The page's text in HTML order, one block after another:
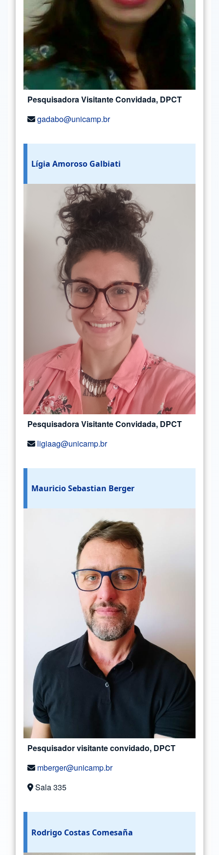
Pesquisadora Visitante Convidada, DPCT
gadabo@unicamp.br
Lígia Amoroso Galbiati
Pesquisadora Visitante Convidada, DPCT
ligiaag@unicamp.br
Mauricio Sebastian Berger
Pesquisador visitante convidado, DPCT
mberger@unicamp.br
Sala 335
Rodrigo Costas Comesaña